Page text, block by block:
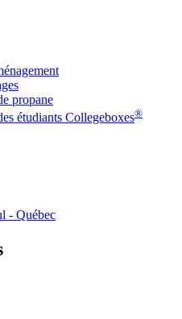
propane
étudiants Collegeboxes®
- Québec